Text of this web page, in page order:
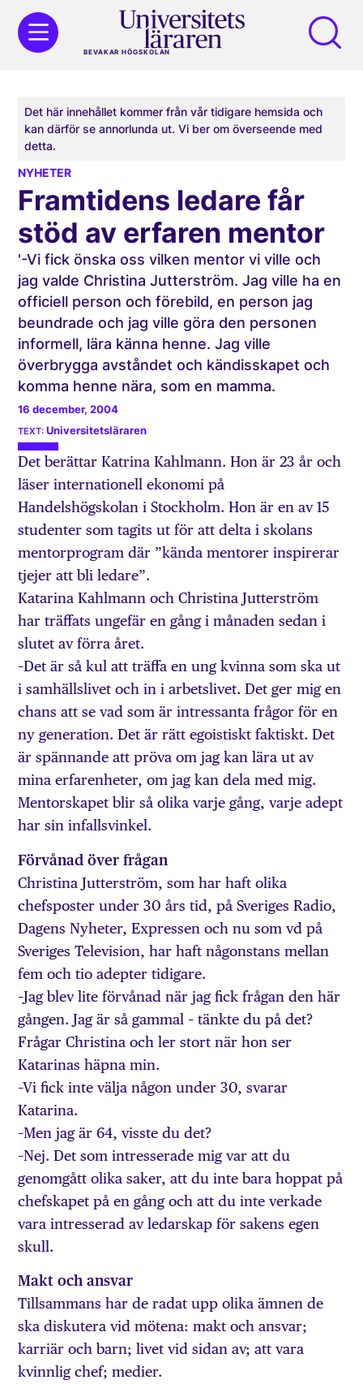
BEVAKAR HÖGSKOLAN
Det här innehållet kommer från vår tidigare hemsida och
kan därför se annorlunda ut. Vi ber om överseende med
detta.
NYHETER
Framtidens ledare får
stöd av erfaren mentor
'-Vi fick önska oss vilken mentor vi ville och
jag valde Christina Jutterström. Jag ville ha en
officiell person och förebild, en person jag
beundrade och jag ville göra den personen
informell, lära känna henne. Jag ville
överbrygga avståndet och kändisskapet och
komma henne nära, som en mamma.
16 december, 2004
Universitetsläraren
Det berättar Katrina Kahlmann. Hon är 23 år och
läser internationell ekonomi på
Handelshögskolan i Stockholm. Hon är en av 15
studenter som tagits ut för att delta i skolans
mentorprogram där ”kända mentorer inspirerar
tjejer att bli ledare”.
Katarina Kahlmann och Christina Jutterström
har träffats ungefär en gång i månaden sedan i
slutet av förra året.
–Det är så kul att träffa en ung kvinna som ska ut
i samhällslivet och in i arbetslivet. Det ger mig en
chans att se vad som är intressanta frågor för en
ny generation. Det är rätt egoistiskt faktiskt. Det
är spännande att pröva om jag kan lära ut av
mina erfarenheter, om jag kan dela med mig.
Mentorskapet blir så olika varje gång, varje adept
har sin infallsvinkel.
Förvånad över frågan
Christina Jutterström, som har haft olika
chefsposter under 30 års tid, på Sveriges Radio,
Dagens Nyheter, Expressen och nu som vd på
Sveriges Television, har haft någonstans mellan
fem och tio adepter tidigare.
–Jag blev lite förvånad när jag fick frågan den här
gången. Jag är så gammal – tänkte du på det?
Frågar Christina och ler stort när hon ser
Katarinas häpna min.
–Vi fick inte välja någon under 30, svarar
Katarina.
–Men jag är 64, visste du det?
–Nej. Det som intresserade mig var att du
genomgått olika saker, att du inte bara hoppat på
chefskapet på en gång och att du inte verkade
vara intresserad av ledarskap för sakens egen
skull.
Makt och ansvar
Tillsammans har de radat upp olika ämnen de
ska diskutera vid mötena: makt och ansvar;
karriär och barn; livet vid sidan av; att vara
kvinnlig chef; medier.